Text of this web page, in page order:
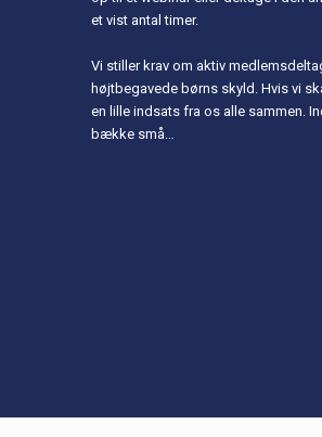
et vist antal timer.
Vi stiller krav om aktiv
højtbegavede børns skyld. Hvis vi
en lille indsats fra os alle sammen.
bække små…